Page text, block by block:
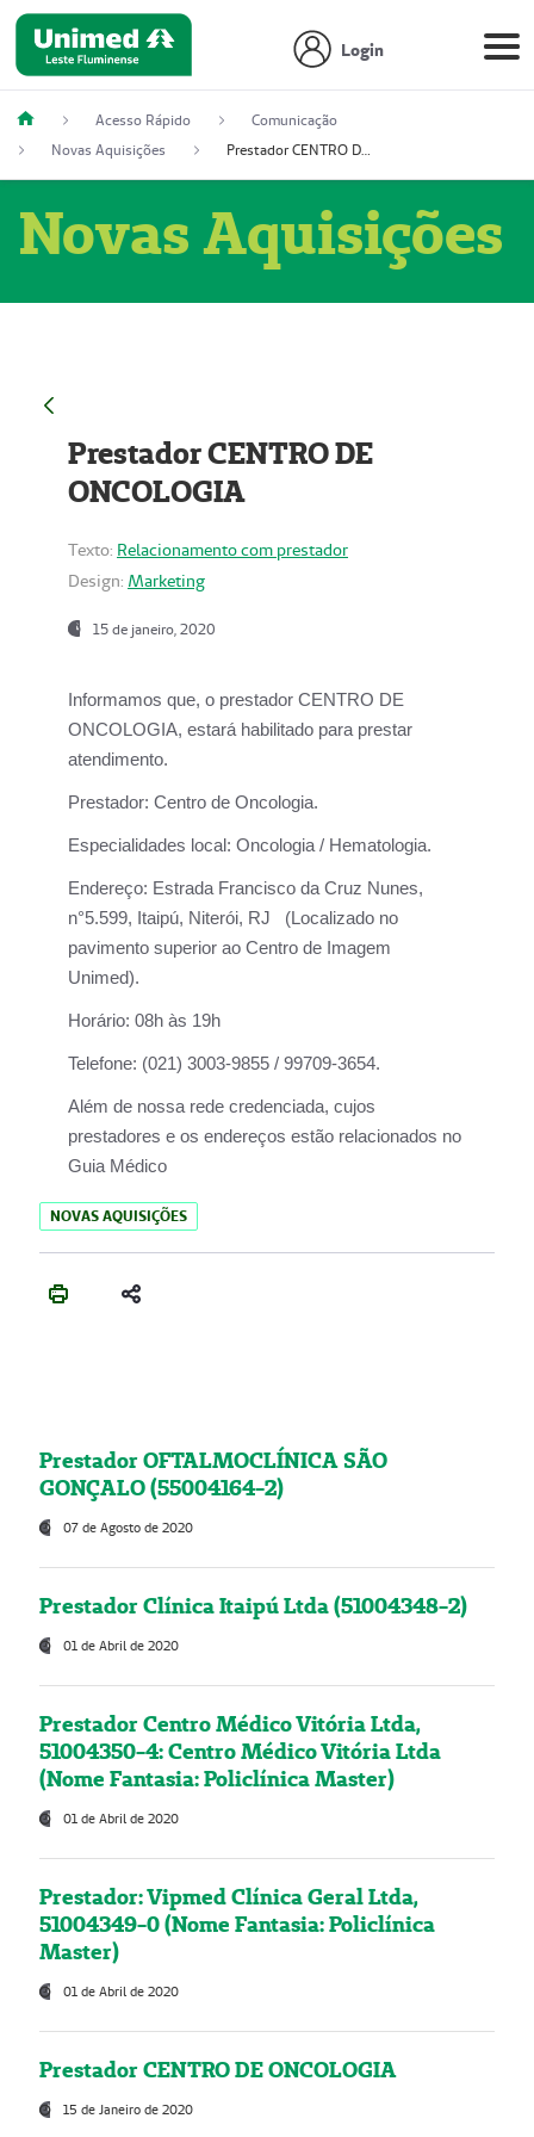
Login
Acesso Rápido
Comunicação
Novas Aquisições
Prestador CENTRO DE ONCOLOGIA
Novas Aquisições
Prestador CENTRO DE
ONCOLOGIA
Texto: Relacionamento com prestador
Design: Marketing
15 de janeiro, 2020
Informamos que, o prestador CENTRO DE
ONCOLOGIA, estará habilitado para prestar
atendimento.
Prestador: Centro de Oncologia.
Especialidades local: Oncologia / Hematologia.
Endereço: Estrada Francisco da Cruz Nunes,
n°5.599, Itaipú, Niterói, RJ (Localizado no
pavimento superior ao Centro de Imagem
Unimed).
Horário: 08h às 19h
Telefone: (021) 3003-9855 / 99709-3654.
Além de nossa rede credenciada, cujos
prestadores e os endereços estão relacionados no
Guia Médico
NOVAS AQUISIÇÕES
Prestador OFTALMOCLÍNICA SÃO
GONÇALO (55004164-2)
07 de Agosto de 2020
Prestador Clínica Itaipú Ltda (51004348-2)
01 de Abril de 2020
Prestador Centro Médico Vitória Ltda,
51004350-4: Centro Médico Vitória Ltda
(Nome Fantasia: Policlínica Master)
01 de Abril de 2020
Prestador: Vipmed Clínica Geral Ltda,
51004349-0 (Nome Fantasia: Policlínica
Master)
01 de Abril de 2020
Prestador CENTRO DE ONCOLOGIA
15 de Janeiro de 2020